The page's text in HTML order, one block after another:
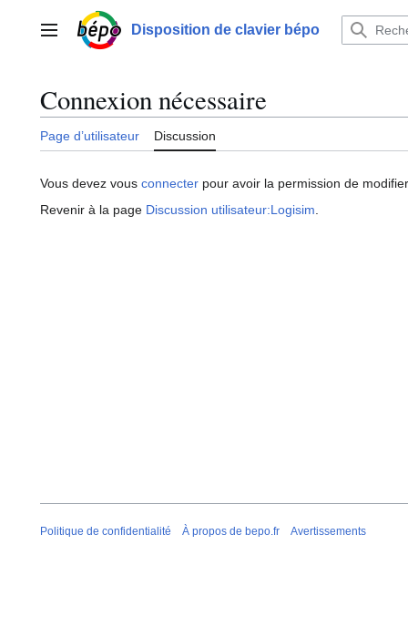
contenuMenu principalDisposition de clavier bépo
Connexion nécessaire
Page d’utilisateur Discussion
Vous devez vous connecter pour avoir la permission de
Revenir à la page Discussion utilisateur:Logisim
Politique de confidentialité À propos de bepo.fr Avertissements